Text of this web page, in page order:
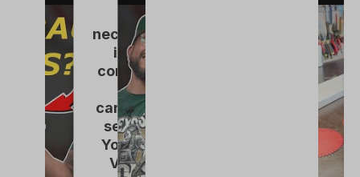
necessario
il suo
consenso
per
caricare il
servizio
YouTube
Video.